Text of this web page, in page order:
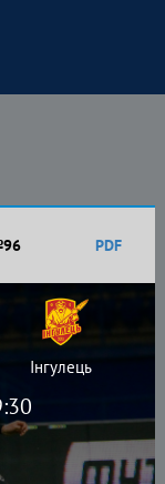
PDF
Інгулець